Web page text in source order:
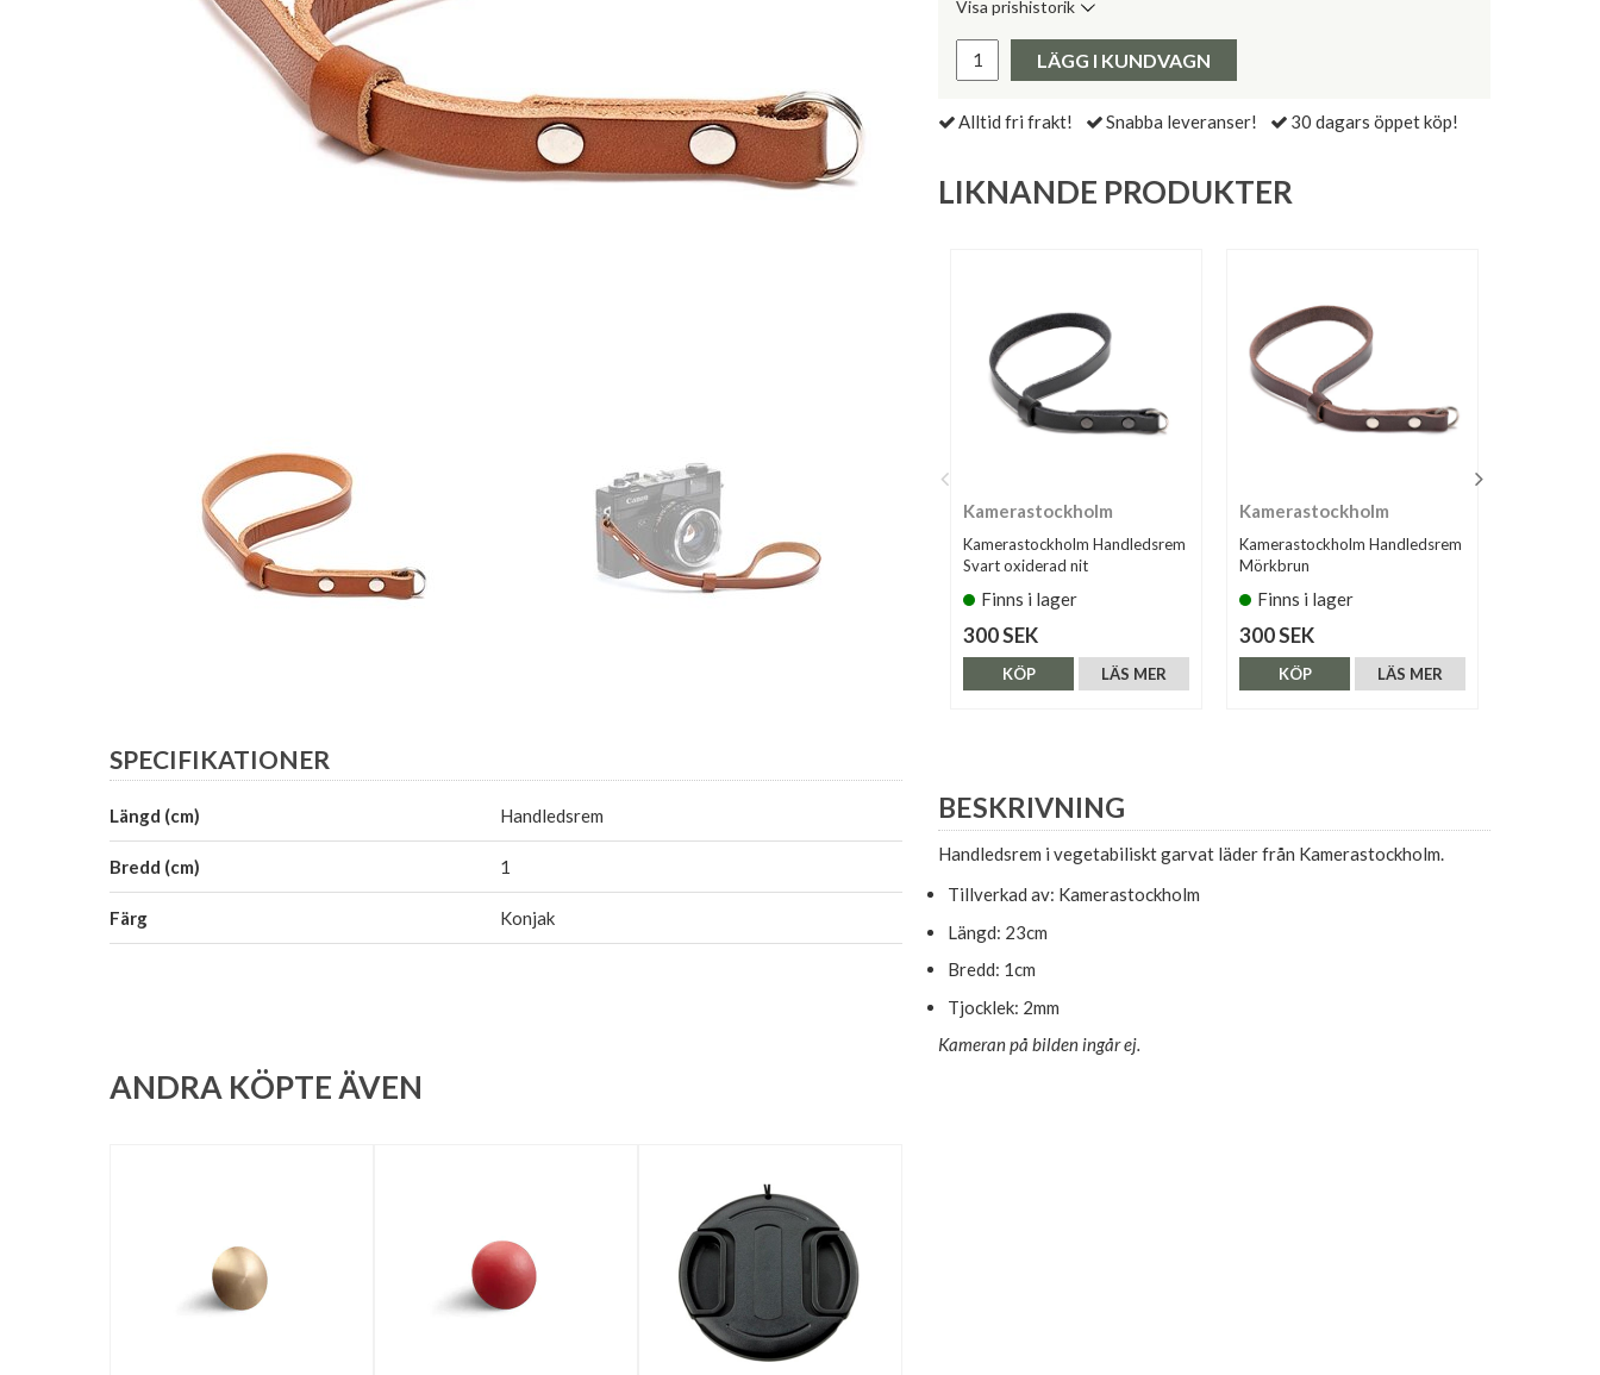
Visa prishistorik
Pris:
LÄGG I KUNDVAGN
Alltid fri frakt! Snabba leveranser! 30 dagars öppet köp!
LIKNANDE PRODUKTER
Kamerastockholm
Kamerastockholm Handledsrem
Svart oxiderad nit
Finns i lager
300 SEK
LÄS MER
KÖP
Kamerastockholm
Kamerastockholm Handledsrem
Mörkbrun
Finns i lager
300 SEK
LÄS MER
KÖP
BESKRIVNING
Handledsrem i vegetabiliskt garvat läder från Kamerastockholm.
Tillverkad av: Kamerastockholm
Längd: 23cm
Bredd: 1cm
Tjocklek: 2mm
Kameran på bilden ingår ej.
SPECIFIKATIONER
Längd (cm) Handledsrem
Bredd (cm) 1
Färg Konjak
ANDRA KÖPTE ÄVEN